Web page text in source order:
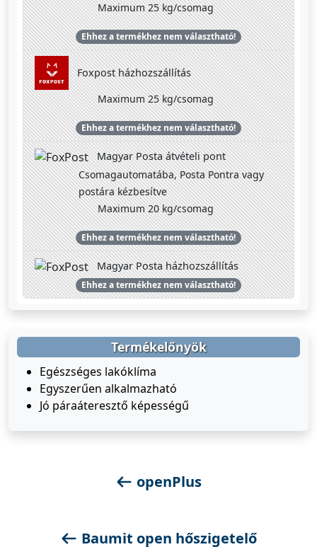
Maximum 25 kg/csomag
Ehhez a termékhez nem választható!
Foxpost házhozszállítás
Maximum 25 kg/csomag
Ehhez a termékhez nem választható!
Magyar Posta átvételi pont
Csomagautomatába, Posta Pontra vagy
postára kézbesítve
Maximum 20 kg/csomag
Ehhez a termékhez nem választható!
Magyar Posta házhozszállítás
Ehhez a termékhez nem választható!
Termékelőnyök
Egészséges lakóklíma
Egyszerűen alkalmazható
Jó páraáteresztő képességű
openPlus
Baumit open hőszigetelő